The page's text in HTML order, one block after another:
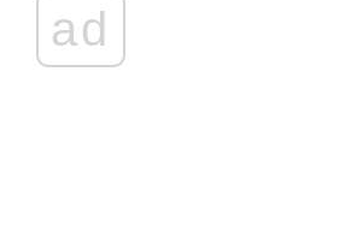
ad